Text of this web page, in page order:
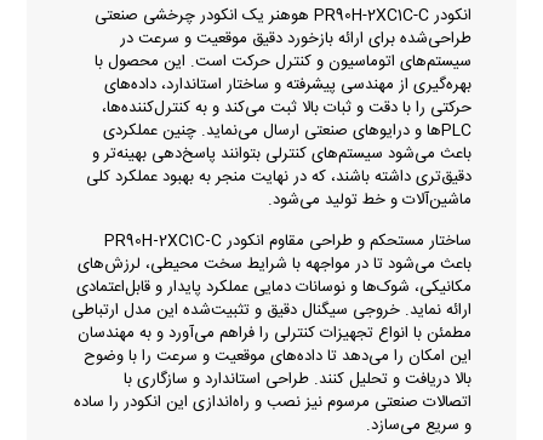
انکودر PR90H-2XC1C-C هوهنر یک انکودر چرخشی صنعتی
طراحی‌شده برای ارائه بازخورد دقیق موقعیت و سرعت در
سیستم‌های اتوماسیون و کنترل حرکت است. این محصول با
بهره‌گیری از مهندسی پیشرفته و ساختار استاندارد، داده‌های
حرکتی را با دقت و ثبات بالا ثبت می‌کند و به کنترل‌کننده‌ها،
PLCها و درایوهای صنعتی ارسال می‌نماید. چنین عملکردی
باعث می‌شود سیستم‌های کنترلی بتوانند پاسخ‌دهی بهینه‌تر و
دقیق‌تری داشته باشند، که در نهایت منجر به بهبود عملکرد کلی
ماشین‌آلات و خط تولید می‌شود.
ساختار مستحکم و طراحی مقاوم انکودر PR90H‑2XC1C‑C
باعث می‌شود تا در مواجهه با شرایط سخت محیطی، لرزش‌های
مکانیکی، شوک‌ها و نوسانات دمایی عملکرد پایدار و قابل‌اعتمادی
ارائه نماید. خروجی سیگنال دقیق و تثبیت‌شده این مدل ارتباطی
مطمئن با انواع تجهیزات کنترلی را فراهم می‌آورد و به مهندسان
این امکان را می‌دهد تا داده‌های موقعیت و سرعت را با وضوح
بالا دریافت و تحلیل کنند. طراحی استاندارد و سازگاری با
اتصالات صنعتی مرسوم نیز نصب و راه‌اندازی این انکودر را ساده
و سریع می‌سازد.